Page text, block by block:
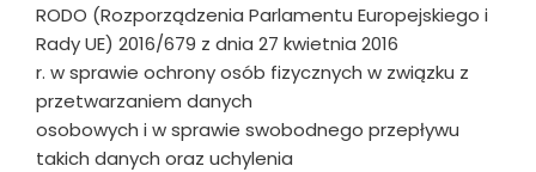
RODO (Rozporządzenia Parlamentu Europejskiego i
Rady UE) 2016/679 z dnia 27 kwietnia 2016
r. w sprawie ochrony osób fizycznych w związku z
przetwarzaniem danych
osobowych i w sprawie swobodnego przepływu
takich danych oraz uchylenia